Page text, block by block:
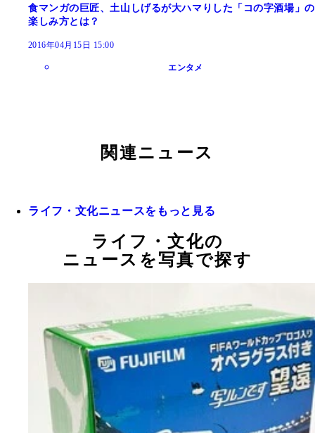
食マンガの巨匠、土山しげるが大ハマりした「コの字酒場」の
楽しみ方とは？
2016年04月15日 15:00
エンタメ
関連ニュース
ライフ・文化ニュースをもっと見る
ライフ・文化の
ニュースを写真で探す